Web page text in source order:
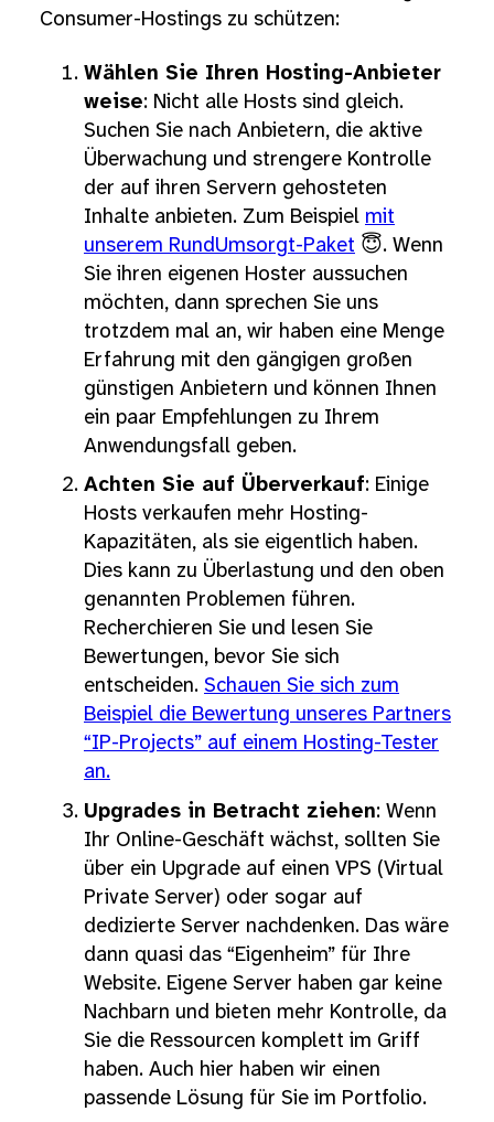
Consumer-Hostings zu schützen:
Wählen Sie Ihren Hosting-Anbieter
weise: Nicht alle Hosts sind gleich.
Suchen Sie nach Anbietern, die aktive
Überwachung und strengere Kontrolle
der auf ihren Servern gehosteten
Inhalte anbieten. Zum Beispiel mit
unserem RundUmsorgt-Paket 😇. Wenn
Sie ihren eigenen Hoster aussuchen
möchten, dann sprechen Sie uns
trotzdem mal an, wir haben eine Menge
Erfahrung mit den gängigen großen
günstigen Anbietern und können Ihnen
ein paar Empfehlungen zu Ihrem
Anwendungsfall geben.
Achten Sie auf Überverkauf: Einige
Hosts verkaufen mehr Hosting-
Kapazitäten, als sie eigentlich haben.
Dies kann zu Überlastung und den oben
genannten Problemen führen.
Recherchieren Sie und lesen Sie
Bewertungen, bevor Sie sich
entscheiden. Schauen Sie sich zum
Beispiel die Bewertung unseres Partners
“IP-Projects” auf einem Hosting-Tester
an.
Upgrades in Betracht ziehen: Wenn
Ihr Online-Geschäft wächst, sollten Sie
über ein Upgrade auf einen VPS (Virtual
Private Server) oder sogar auf
dedizierte Server nachdenken. Das wäre
dann quasi das “Eigenheim” für Ihre
Website. Eigene Server haben gar keine
Nachbarn und bieten mehr Kontrolle, da
Sie die Ressourcen komplett im Griff
haben. Auch hier haben wir einen
passende Lösung für Sie im Portfolio.